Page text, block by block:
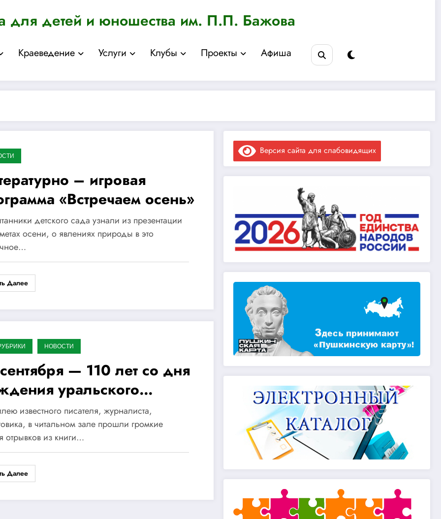
для детей и юношества им. П.П. Бажова
Краеведение Услуги Клубы Проекты Афиша
– игровая
«Встречаем осень»
детского сада узнали из презентации
осени, о явлениях природы в это
Далее
НОВОСТИ
— 110 лет со дня
уральского
С. Н. Самсонова
известного писателя, журналиста,
в читальном зале прошли громкие
отрывков из книги…
Далее
Версия сайта для слабовидящих